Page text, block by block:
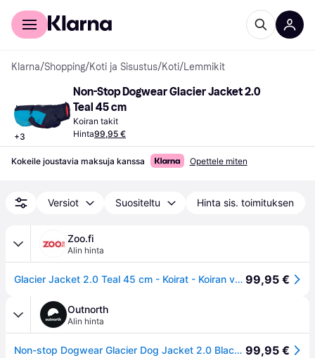
Kuluttajille
Klarna/Shopping/Koti ja Sisustus/Koti/Lemmikit
+3
Non-Stop Dogwear Glacier Jacket 2.0
Teal 45 cm
Koiran takit
Hinta99,95 €
Kokeile joustavia maksuja kanssa Opettele miten
Versiot Suositeltu Hinta sis. toimituksen
Zoo.fi
Alin hinta
Glacier Jacket 2.0 Teal 45 cm - Koirat - Koiran vaatteet ja kengät - Koiran takit ja sadetakit - Non-stop dogwear 99,95 €
Outnorth
Alin hinta
Non-stop Dogwear Glacier Dog Jacket 2.0 Black/Orange - black/orange - 45 99,95 €